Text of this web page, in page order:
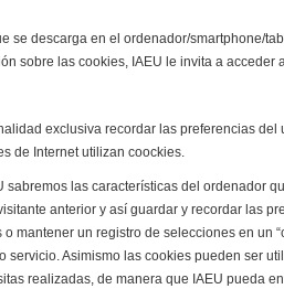
se descarga en el ordenador/smartphone/
sobre las cookies, IAEU le invita a acceder
exclusiva recordar las preferencias
de Internet utilizan coockies.
sabremos las características del ordenador
anterior y así guardar y recordar las
mantener un registro de selecciones en
servicio. Asimismo las cookies pueden ser
realizadas, de manera que IAEU pueda